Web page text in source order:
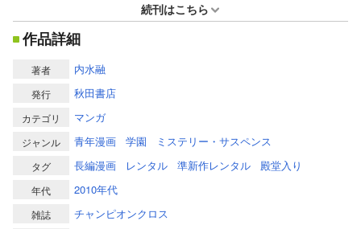
続刊はこちら
作品詳細
著者 内水融
発行 秋田書店
カテゴリ マンガ
ジャンル 青年漫画 学園 ミステリー・サスペンス
タグ 長編漫画 レンタル 準新作レンタル 殿堂入り
年代 2010年代
雑誌 チャンピオンクロス